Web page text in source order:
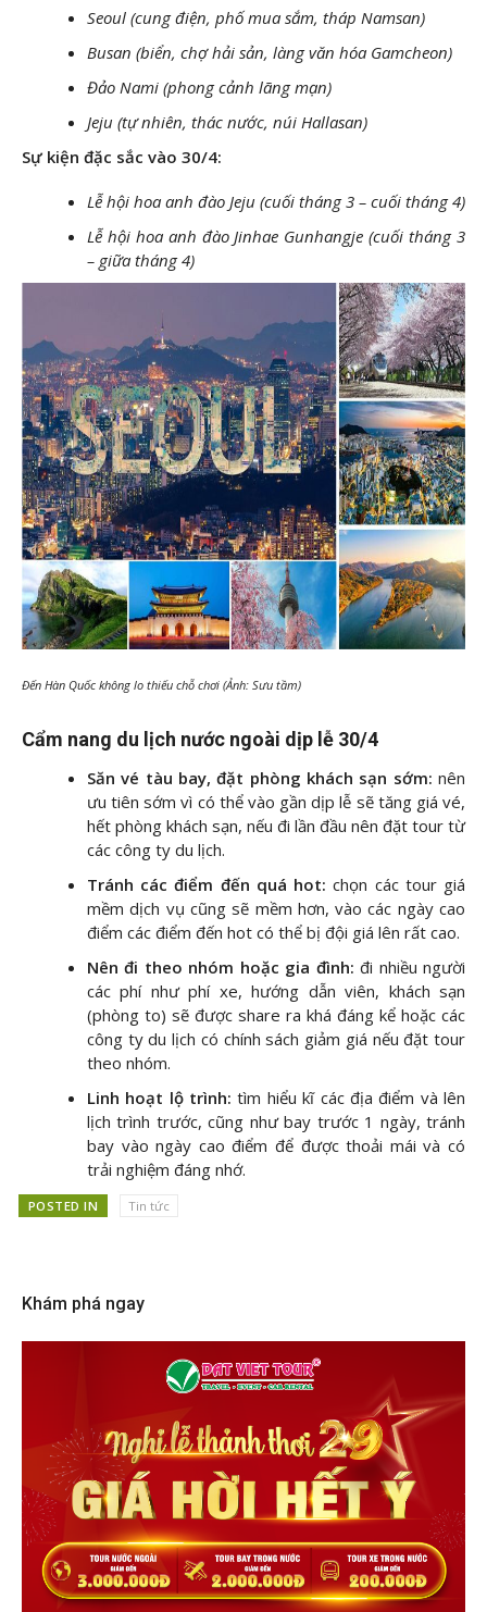
Seoul (cung điện, phố mua sắm, tháp Namsan)
Busan (biển, chợ hải sản, làng văn hóa Gamcheon)
Đảo Nami (phong cảnh lãng mạn)
Jeju (tự nhiên, thác nước, núi Hallasan)
Sự kiện đặc sắc vào 30/4:
Lễ hội hoa anh đào Jeju (cuối tháng 3 – cuối tháng 4)
Lễ hội hoa anh đào Jinhae Gunhangje (cuối tháng 3
– giữa tháng 4)
Đến Hàn Quốc không lo thiếu chỗ chơi (Ảnh: Sưu tầm)
Cẩm nang du lịch nước ngoài dịp lễ 30/4
Săn vé tàu bay, đặt phòng khách sạn sớm: nên
ưu tiên sớm vì có thể vào gần dịp lễ sẽ tăng giá vé,
hết phòng khách sạn, nếu đi lần đầu nên đặt tour từ
các công ty du lịch.
Tránh các điểm đến quá hot: chọn các tour giá
mềm dịch vụ cũng sẽ mềm hơn, vào các ngày cao
điểm các điểm đến hot có thể bị đội giá lên rất cao.
Nên đi theo nhóm hoặc gia đình: đi nhiều người
các phí như phí xe, hướng dẫn viên, khách sạn
(phòng to) sẽ được share ra khá đáng kể hoặc các
công ty du lịch có chính sách giảm giá nếu đặt tour
theo nhóm.
Linh hoạt lộ trình: tìm hiểu kĩ các địa điểm và lên
lịch trình trước, cũng như bay trước 1 ngày, tránh
bay vào ngày cao điểm để được thoải mái và có
trải nghiệm đáng nhớ.
POSTED IN Tin tức
Khám phá ngay